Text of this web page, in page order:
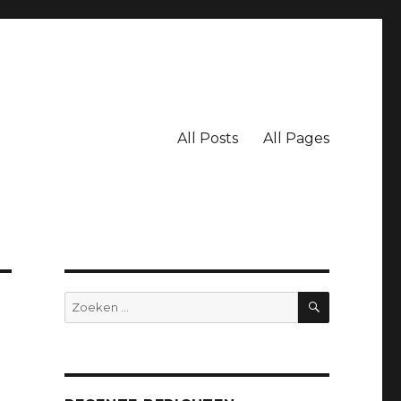
All Posts All Pages
Zoeken
naar:
ZOEKEN